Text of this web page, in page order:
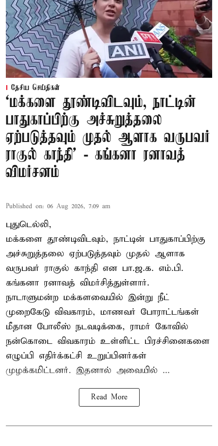
தேசிய செய்திகள்
‘மக்களை தூண்டிவிடவும், நாட்டின்
பாதுகாப்பிற்கு அச்சுறுத்தலை
ஏற்படுத்தவும் முதல் ஆளாக வருபவர்
ராகுல் காந்தி’ - கங்கனா ரனாவத்
விமர்சனம்
Published on: 06 Aug 2026, 7:09 am
புதுடெல்லி,
மக்களை தூண்டிவிடவும், நாட்டின் பாதுகாப்பிற்கு
அச்சுறுத்தலை ஏற்படுத்தவும் முதல் ஆளாக
வருபவர் ராகுல் காந்தி என பா.ஜ.க. எம்.பி.
கங்கனா ரனாவத் விமர்சித்துள்ளார்.
நாடாளுமன்ற மக்களவையில் இன்று நீட்
முறைகேடு விவகாரம், மாணவர் போராட்டங்கள்
மீதான போலீஸ் நடவடிக்கை, ராமர் கோவில்
நன்கொடை விவகாரம் உள்ளிட்ட பிரச்சினைகளை
எழுப்பி எதிர்க்கட்சி உறுப்பினர்கள்
முழக்கமிட்டனர். இதனால் அவையில் ...
Read More